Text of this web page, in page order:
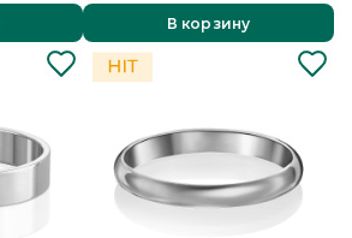
В корзину